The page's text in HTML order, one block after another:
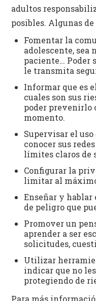
adultos
posibles. Algunas de
Fomentar la
adolescente, sea
paciente… Poder
le transmita
Informar que es
cuales son sus
poder prevenirlo
momento.
Supervisar el
conocer sus
límites claros de
Configurar la
limitar al
Enseñar y
de peligro que
Promover un
aprender a ser
solicitudes,
Utilizar
indicar que no
protegiendo de
Para más